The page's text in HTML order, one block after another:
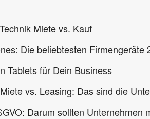
Miete vs. Kauf
Die beliebtesten Firmengeräte
Tablets für Dein Business
vs. Leasing: Das sind die
Darum sollten